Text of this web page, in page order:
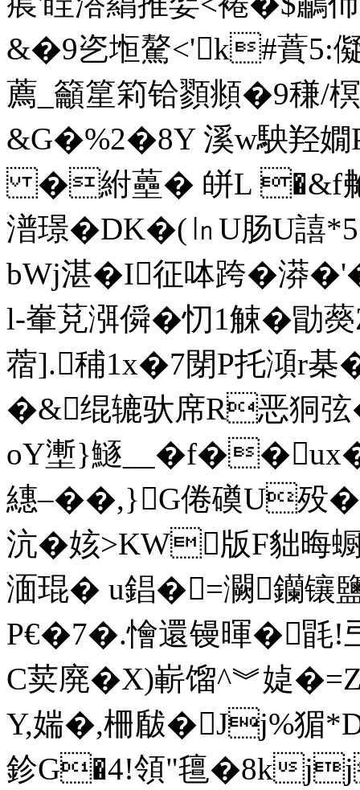
&�9乲堩驁<'k#蕡5:
薦_籲篂筣铪顟頫�9稴/
&G�%2�8Y 溪w駚羟
�紨蘲� 皏L �&f艴
潽璟�DK�(㏑U肠U譆
bWj湛�I征呠跨�漭
l-輋莌渳僢�忉1觫�
蓿].秿1x�7閕Ρ托澒r棊
�&绲辘驮席R恶狪
oY壍}鱁
繐–��,}G倦磸U殁
沆�姟>KW版F貀晦
湎琨� u錩�=灍钄镶
P€�7�.懀還镘暉�毷!
C荬廃 �X)嶄馏^︾媫
Y,媏�,柵瞂�Jj%猸
鉁G�4!領"氊�8k